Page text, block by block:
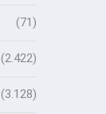
(71)
(2.422)
(3.128)